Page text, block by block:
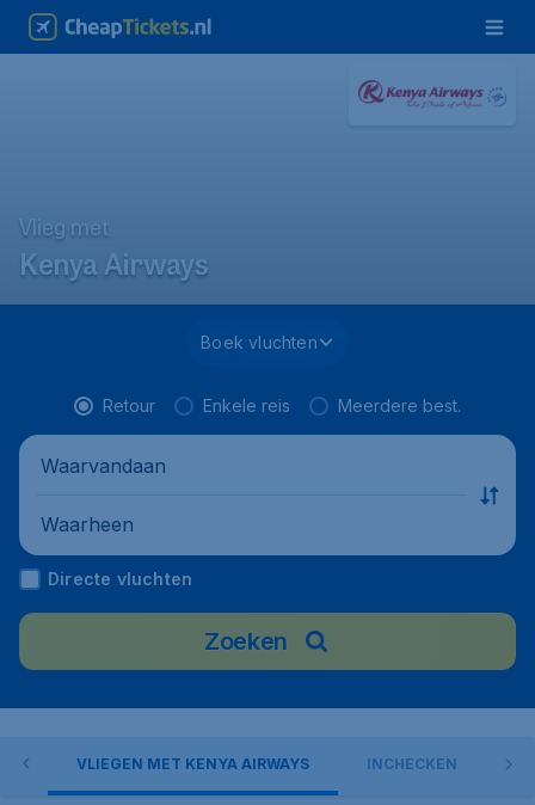
Vlieg met
Kenya Airways
Boek vluchten
Retour Enkele reis Meerdere best.
Waarvandaan
Waarheen
Directe vluchten
Zoeken
VLIEGEN MET KENYA AIRWAYS INCHECKEN